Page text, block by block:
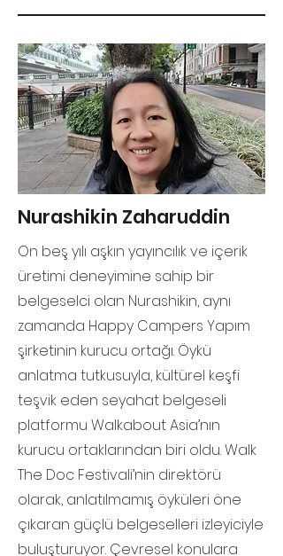
Nurashikin Zaharuddin
On beş yılı aşkın yayıncılık ve içerik
üretimi deneyimine sahip bir
belgeselci olan Nurashikin, aynı
zamanda Happy Campers Yapım
şirketinin kurucu ortağı. Öykü
anlatma tutkusuyla, kültürel keşfi
teşvik eden seyahat belgeseli
platformu Walkabout Asia’nın
kurucu ortaklarından biri oldu. Walk
The Doc Festivali’nin direktörü
olarak, anlatılmamış öyküleri öne
çıkaran güçlü belgeselleri izleyiciyle
buluşturuyor. Çevresel konulara